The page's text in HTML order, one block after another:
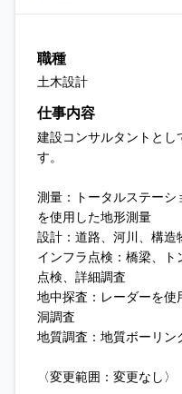
職種
土木設計
仕事内容
建設コンサルタントとし
す。
測量：トータルステー
を使用した地形測量
設計：道路、河川、構
インフラ点検：橋梁、
点検、詳細調査
地中探査：レーダーを
洞調査
地質調査：地質ボーリ
〈変更範囲：変更なし〉